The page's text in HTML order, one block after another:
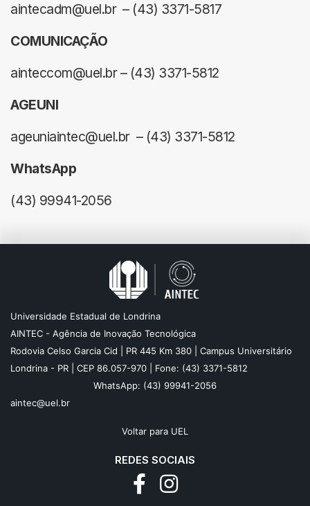
aintecadm@uel.br – (43) 3371-5817
COMUNICAÇÃO
ainteccom@uel.br – (43) 3371-5812
AGEUNI
ageuniaintec@uel.br – (43) 3371-5812
WhatsApp
(43) 99941-2056
Universidade Estadual de Londrina
AINTEC - Agência de Inovação Tecnológica
Rodovia Celso Garcia Cid | PR 445 Km 380 | Campus Universitário
Londrina - PR | CEP 86.057-970 | Fone: (43) 3371-5812
WhatsApp: (43) 99941-2056
aintec@uel.br
Voltar para UEL
REDES SOCIAIS